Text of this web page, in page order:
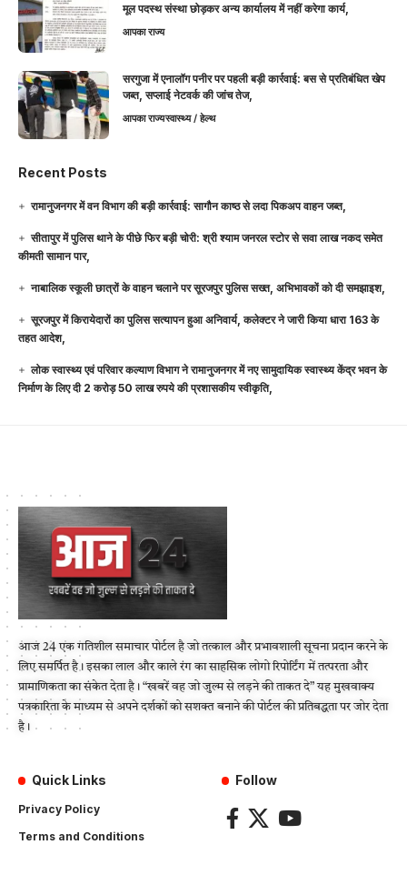
मूल पदस्थ संस्था छोड़कर अन्य कार्यालय में नहीं करेगा कार्य,
आपका राज्य
सरगुजा में एनालॉग पनीर पर पहली बड़ी कार्रवाई: बस से प्रतिबंधित खेप
जब्त, सप्लाई नेटवर्क की जांच तेज,
आपका राज्यस्वास्थ्य / हेल्थ
Recent Posts
रामानुजनगर में वन विभाग की बड़ी कार्रवाई: सागौन काष्ठ से लदा पिकअप वाहन जब्त,
सीतापुर में पुलिस थाने के पीछे फिर बड़ी चोरी: श्री श्याम जनरल स्टोर से सवा लाख नकद समेत
कीमती सामान पार,
नाबालिक स्कूली छात्रों के वाहन चलाने पर सूरजपुर पुलिस सख्त, अभिभावकों को दी समझाइश,
सूरजपुर में किरायेदारों का पुलिस सत्यापन हुआ अनिवार्य, कलेक्टर ने जारी किया धारा 163 के
तहत आदेश,
लोक स्वास्थ्य एवं परिवार कल्याण विभाग ने रामानुजनगर में नए सामुदायिक स्वास्थ्य केंद्र भवन के
निर्माण के लिए दी 2 करोड़ 50 लाख रुपये की प्रशासकीय स्वीकृति,
आज 24 एक गतिशील समाचार पोर्टल है जो तत्काल और प्रभावशाली सूचना प्रदान करने के
लिए समर्पित है। इसका लाल और काले रंग का साहसिक लोगो रिपोर्टिंग में तत्परता और
प्रामाणिकता का संकेत देता है। “खबरें वह जो जुल्म से लड़ने की ताकत दे” यह मुखवाक्य
पत्रकारिता के माध्यम से अपने दर्शकों को सशक्त बनाने की पोर्टल की प्रतिबद्धता पर जोर देता
है।
Quick Links
Privacy Policy
Terms and Conditions
Follow